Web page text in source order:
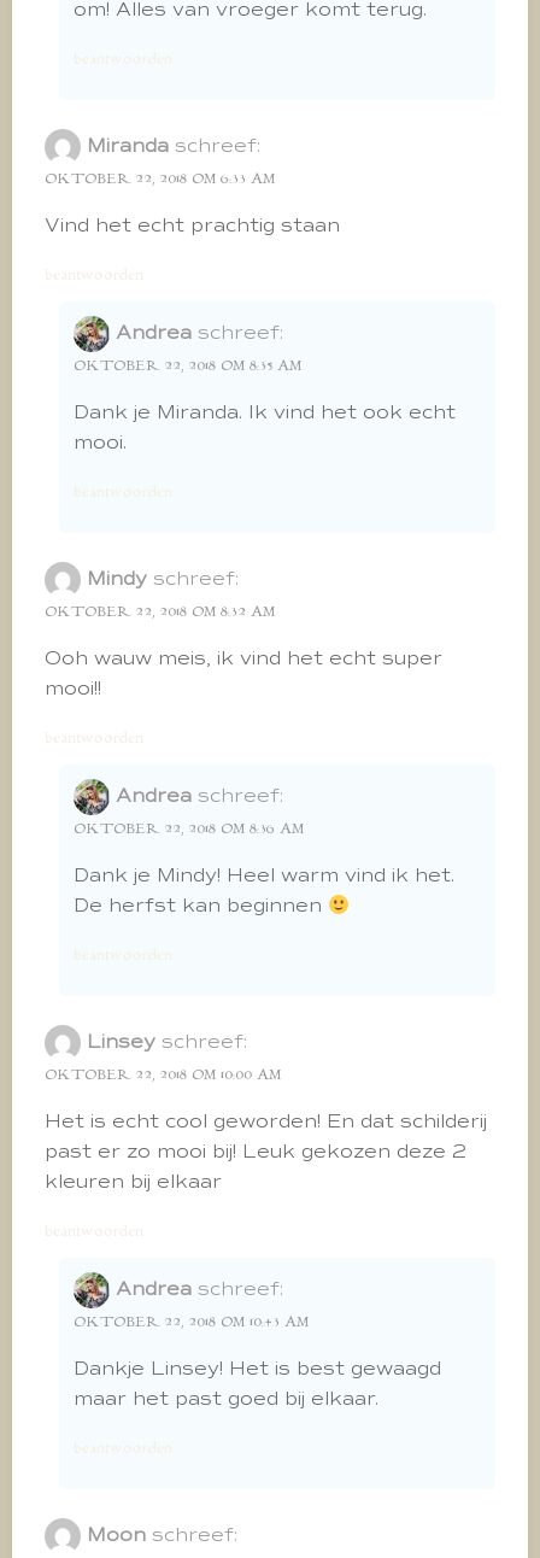
om! Alles van vroeger komt terug.
beantwoorden
Miranda schreef:
OKTOBER 22, 2018 OM 6:33 AM
Vind het echt prachtig staan
beantwoorden
Andrea schreef:
OKTOBER 22, 2018 OM 8:35 AM
Dank je Miranda. Ik vind het ook echt
mooi.
beantwoorden
Mindy schreef:
OKTOBER 22, 2018 OM 8:32 AM
Ooh wauw meis, ik vind het echt super
mooi!!
beantwoorden
Andrea schreef:
OKTOBER 22, 2018 OM 8:36 AM
Dank je Mindy! Heel warm vind ik het.
De herfst kan beginnen
beantwoorden
Linsey schreef:
OKTOBER 22, 2018 OM 10:00 AM
Het is echt cool geworden! En dat schilderij
past er zo mooi bij! Leuk gekozen deze 2
kleuren bij elkaar
beantwoorden
Andrea schreef:
OKTOBER 22, 2018 OM 10:43 AM
Dankje Linsey! Het is best gewaagd
maar het past goed bij elkaar.
beantwoorden
Moon schreef: